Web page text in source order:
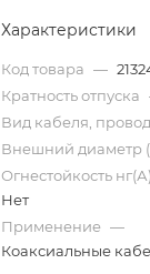
Характеристики
Код товара —
Кратность отпуска
Вид кабеля,
Внешний диаметр
Огнестойкость
Нет
Применение —
Коаксиальные